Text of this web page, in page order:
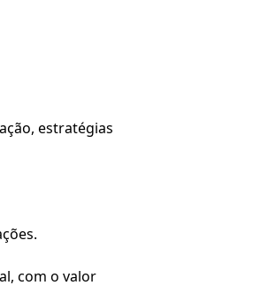
estratégias
com o valor